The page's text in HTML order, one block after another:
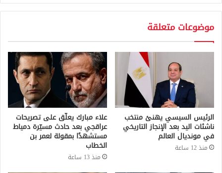
موضوعات متعلقة
الرئيس السيسي يهنئ منتخب
ناشئات اليد بعد الإنجاز التاريخي
في مونديال العالم
منذ 12 ساعة
علاء مبارك يعلّق على تصريحات
عراقجي بعد حادث مسيّرة دمياط
مستشهدًا بمقولة لعمر بن
الخطاب
منذ 13 ساعة